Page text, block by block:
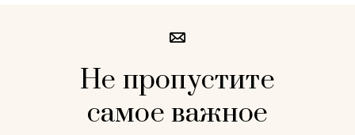
Не пропустите
самое важное